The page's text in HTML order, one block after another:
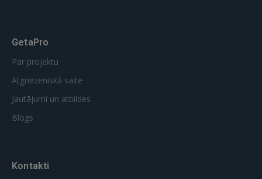
GetaPro
Par projektu
Atgriezeniskā saite
Jautājumi un atbildes
Blogs
Kontakti